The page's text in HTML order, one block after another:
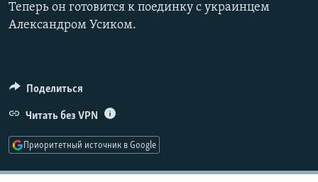
Теперь он готовится к поединку с украинцем
Александром Усиком.
Поделиться
Читать без VPN
Приоритетный источник в Google